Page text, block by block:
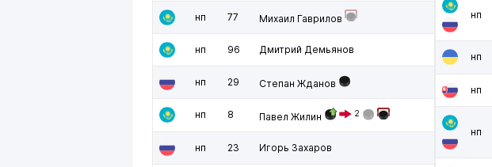
нп 77 Михаил Гаврилов
нп 96 Дмитрий Демьянов
нп 29 Степан Жданов
нп 8 Павел Жилин 2
нп 23 Игорь Захаров
нп
нп
нп
нп